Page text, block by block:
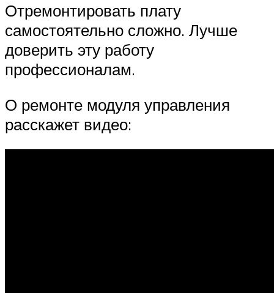
Отремонтировать плату
самостоятельно сложно. Лучше
доверить эту работу
профессионалам.
О ремонте модуля управления
расскажет видео: